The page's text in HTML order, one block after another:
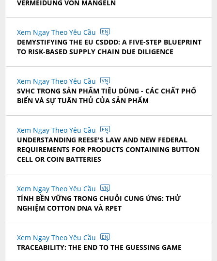
VERMEIDUNG VON MÄNGELN
Xem Ngay Theo Yêu Cầu EN
DEMYSTIFYING THE EU CSDDD: A FIVE-STEP BLUEPRINT
TO RISK-BASED SUPPLY CHAIN DUE DILIGENCE
Xem Ngay Theo Yêu Cầu VN
SVHC TRONG SẢN PHẨM TIÊU DÙNG - CÁC CHẤT PHỔ
BIẾN VÀ SỰ TUÂN THỦ CỦA SẢN PHẨM
Xem Ngay Theo Yêu Cầu EN
UNDERSTANDING REESE'S LAW AND NEW FEDERAL
REQUIREMENTS FOR PRODUCTS CONTAINING BUTTON
CELL OR COIN BATTERIES
Xem Ngay Theo Yêu Cầu VN
TÍNH BỀN VỮNG TRONG CHUỖI CUNG ỨNG: THỬ
NGHIỆM COTTON DNA VÀ RPET
Xem Ngay Theo Yêu Cầu EN
TRACEABILITY: THE END TO THE GUESSING GAME